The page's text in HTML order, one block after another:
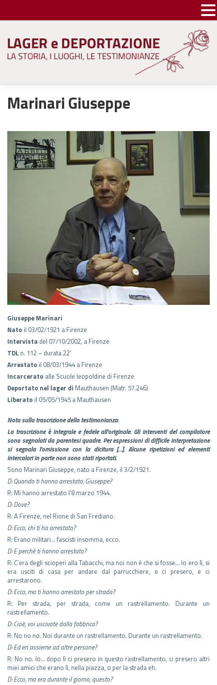
content
Marinari Giuseppe
Giuseppe Marinari
Nato il 03/02/1921 a Firenze
Intervista del 07/10/2002, a Firenze
TDL n. 112 – durata 22’
Arrestato il 08/03/1944 a Firenze
Incarcerato alle Scuole leopoldine di Firenze
Deportato nel lager di Mauthausen (Matr. 57.246)
Liberato il 05/05/1945 a Mauthausen
Nota sulla trascrizione della testimonianza:
La trascrizione è integrale e fedele all’originale. Gli interventi del compilatore
sono segnalati da parentesi quadre. Per espressioni di difficile interpretazione
si segnala l’omissione con la dicitura […]. Alcune ripetizioni ed elementi
intercalari in parte non sono stati riportati.
Sono Marinari Giuseppe, nato a Firenze, il 3/2/1921.
D: Quando ti hanno arrestato, Giuseppe?
R: Mi hanno arrestato l’8 marzo 1944.
D: Dove?
R: A Firenze, nel Rione di San Frediano.
D: Ecco, chi ti ha arrestato?
R: Erano militari… fascisti insomma, ecco.
D: E perché ti hanno arrestato?
R: C’era degli scioperi alla Tabacchi, ma noi non è che si fosse… Io ero lì, si
era usciti di casa per andare dal parrucchiere, e ci presero, e ci
arrestarono.
D: Ecco, ma ti hanno arrestato per strada?
R: Per strada, per strada, come un rastrellamento. Durante un
rastrellamento.
D: Cioè, voi uscivate dalla fabbrica?
R: No no no. Noi durante un rastrellamento. Durante un rastrellamento.
D: Ed eri assieme ad altre persone?
R: No no. Io… dopo lì ci presero in questo rastrellamento, ci presero altri
miei amici che erano lì, nella piazza, o per la strada eh.
D: Ecco, ma era durante il giorno, questo?